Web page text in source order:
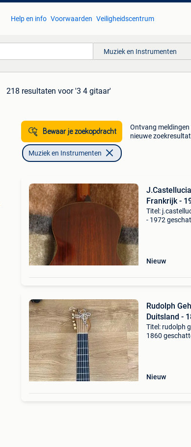
Help en info Voorwaarden Veiligheidscentrum
Muziek en Instrumenten
218 resultaten voor '3 4 gitaar'
Bewaar je zoekopdracht
Ontvang meldingen
nieuwe
Muziek en Instrumenten
Frankrijk -
Titel:
- 1972
Nieuw
Rudolph
Duitsland -
Titel: rudolph
1860
Nieuw